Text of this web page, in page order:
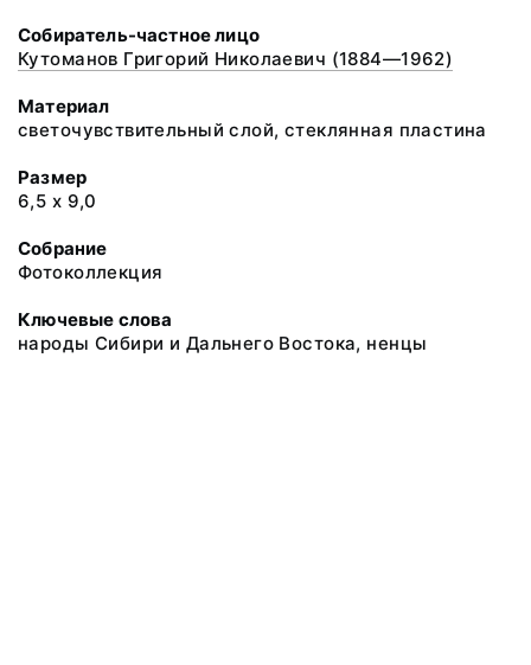
Собиратель-частное лицо
Кутоманов Григорий Николаевич (1884—1962)
Материал
светочувствительный слой, стеклянная пластина
Размер
6,5 х 9,0
Собрание
Фотоколлекция
Ключевые слова
народы Сибири и Дальнего Востока, ненцы